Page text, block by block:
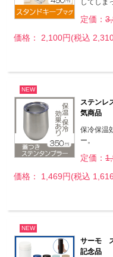
してしま
定価：
価格： 2,100円(税込
NEW
ステンレ
気商品
保冷保温
ー。
定価：
価格： 1,469円(税込
NEW
サーモ
記念品